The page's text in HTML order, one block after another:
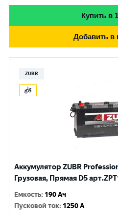
Купить в
Добавить в
ZUBR
Аккумулятор ZUBR
Грузовая, Прямая D5
Емкость: 190 Ач
Пусковой ток: 1250 A